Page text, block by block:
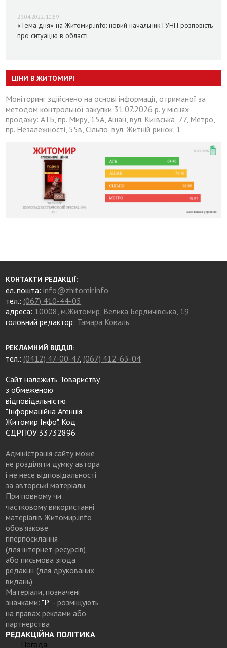
29.04.2022, 10:59
«Тема дня» на Житомир.info: новий начальник ГУНП розповість
про ситуацію в області
ЦІНИ В ЖИТОМИРІ
Моніторинг здійснено на основі інформації, отриманої за
методом контрольної закупки 31.07.2026 р. у місцях
продажу: АТБ, пр. Миру, 15А, Ашан, вул. Київська, 77, Метро,
пр. Незалежності, 55в, Сільпо, вул. Житній ринок, 1
КОНТАКТИ РЕДАКЦІЇ:
ел. пошта:info@zhitomir.info
тел.: (067) 410-44-05
адреса: 10008, м.Житомир, Велика Бердичівська, 19
головний редактор: Тамара Коваль
РЕКЛАМНИЙ ВІДДІЛ:
тел.: (0412) 47-00-47, (067) 412-63-04
Сайт належить Товариству
з обмеженою
відповідальністю
"Інформаційна Агенція
Житомир Інфо". Код
ЄДРПОУ 33732896
Адміністрація сайту може
не розділяти думку автора
і не несе відповідальності
за авторські матеріали.
При повному чи
частковому використанні
матеріалів Житомир.info
обов’язкове
гіперпосилання
(для інтернет-ресурсів),
або письмова згода
редакції (для друкованих
видань)
Матеріали, позначені
значками: "Р"- розміщують
на правах реклами або
партнерства
РЕДАКЦІЙНА ПОЛІТИКА
Погода